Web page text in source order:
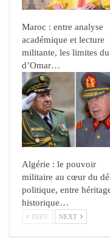
Maroc : entre analyse
académique et lecture
militante, les limites
d’Omar…
Algérie : le pouvoir
militaire au cœur du
politique, entre
historique…
PREV NEXT